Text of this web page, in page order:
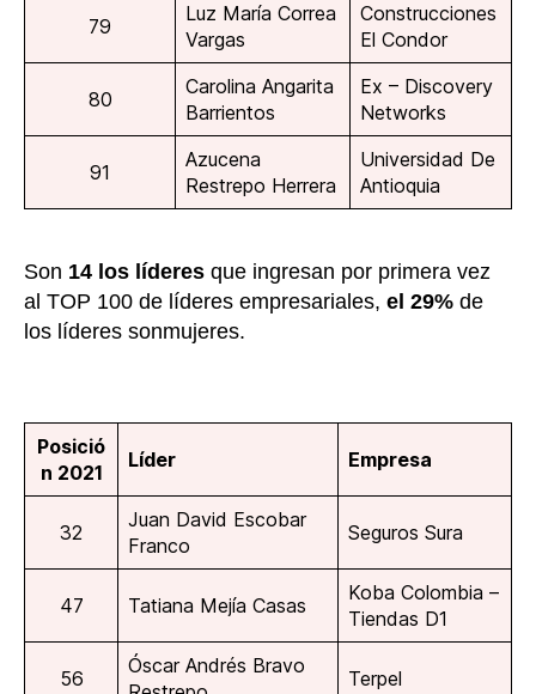
79
Luz María Correa
Vargas
Construcciones
El Condor
80
Carolina Angarita
Barrientos
Ex – Discovery
Networks
91
Azucena
Restrepo Herrera
Universidad De
Antioquia
Son 14 los líderes que ingresan por primera vez
al TOP 100 de líderes empresariales, el 29% de
los líderes sonmujeres.
Posició
n 2021
Líder Empresa
32
Juan David Escobar
Franco
Seguros Sura
47 Tatiana Mejía Casas
Koba Colombia –
Tiendas D1
56
Óscar Andrés Bravo
Terpel